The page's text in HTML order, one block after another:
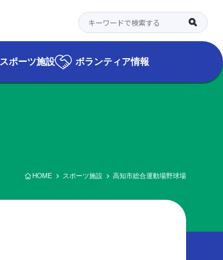
スポーツ施設 ボランティア情報
HOME スポーツ施設 高知市総合運動場野球場